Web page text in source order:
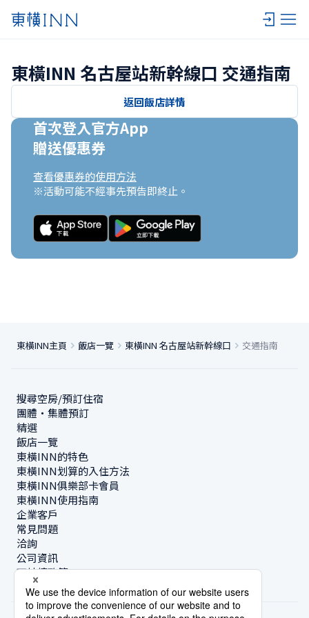
東橫INN 名古屋站新幹線口 交通指南
返回飯店詳情
首次登入官方App
贈送優惠券
查看優惠券的使用方法
※活動可能不經事先預告即終止。
東橫INN主頁 飯店一覽 東橫INN 名古屋站新幹線口 交通指南
搜尋空房/預訂住宿
團體・集體預訂
精選
飯店一覽
東橫INN的特色
東橫INN划算的入住方法
東橫INN俱樂部卡會員
東橫INN使用指南
企業客戶
常見問題
洽詢
公司資訊
可持續政策